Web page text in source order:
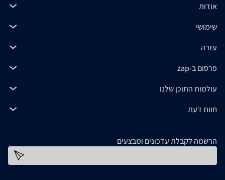
אודות
שימושי
עזרה
פרסום ב-zap
עולמות התוכן שלנו
חוות דעת
הרשמה לקבלת עדכונים ומבצעים